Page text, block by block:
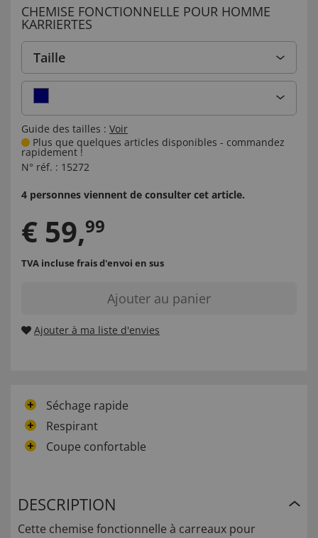
CHEMISE FONCTIONNELLE POUR HOMME
KARRIERTES
Taille
Guide des tailles : Voir
Plus que quelques articles disponibles - commandez
rapidement !
N° réf. : 15272
4 personnes viennent de consulter cet article.
€ 59,99
TVA incluse frais d'envoi en sus
Ajouter au panier
Ajouter à ma liste d'envies
Séchage rapide
Respirant
Coupe confortable
DESCRIPTION
Cette chemise fonctionnelle à carreaux pour